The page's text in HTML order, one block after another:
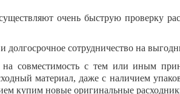
очень быструю проверку
сотрудничество на
совместимость с тем или иным
материал, даже с наличием
купим новые оригинальные